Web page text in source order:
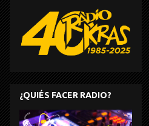
¿QUIÉS FACER RADIO?